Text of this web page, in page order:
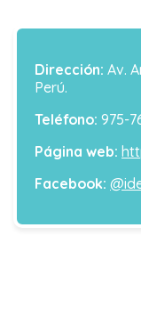
Dirección: Av.
Perú.
Teléfono: 975-
Página web:
Facebook: